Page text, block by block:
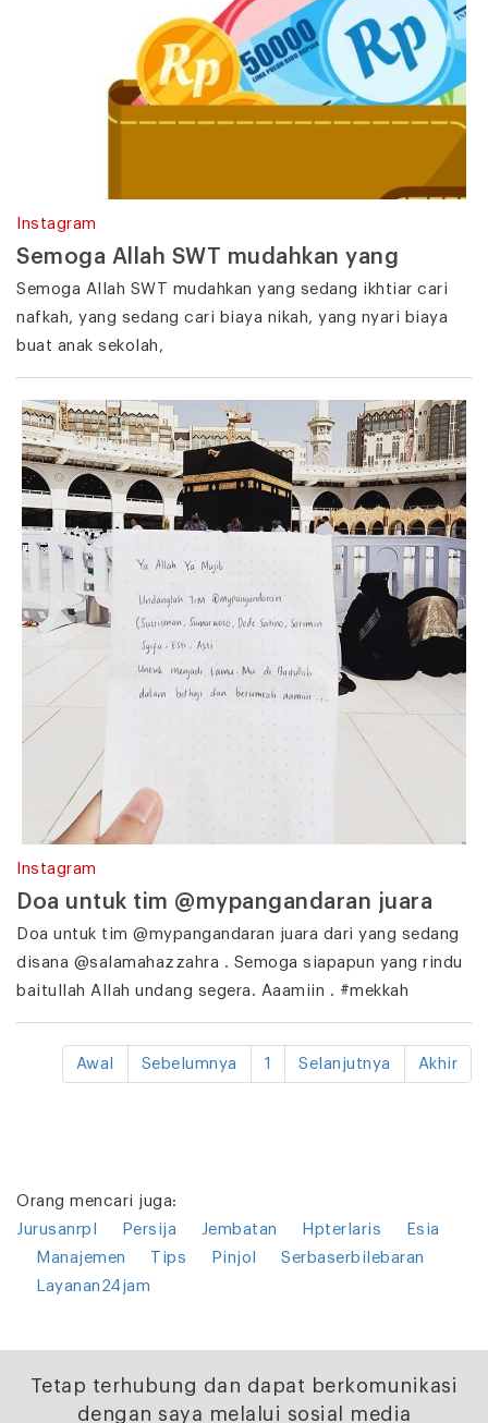
Instagram
Semoga Allah SWT mudahkan yang
Semoga Allah SWT mudahkan yang sedang ikhtiar cari
nafkah, yang sedang cari biaya nikah, yang nyari biaya
buat anak sekolah,
Instagram
Doa untuk tim @mypangandaran juara
Doa untuk tim @mypangandaran juara dari yang sedang
disana @salamahazzahra . Semoga siapapun yang rindu
baitullah Allah undang segera. Aaamiin . #mekkah
Awal Sebelumnya 1 Selanjutnya Akhir
Orang mencari juga:
Jurusanrpl
Persija Jembatan Hpterlaris
Esia
Manajemen
Tips Pinjol
Serbaserbilebaran
Layanan24jam
Tetap terhubung dan dapat berkomunikasi
dengan saya melalui sosial media